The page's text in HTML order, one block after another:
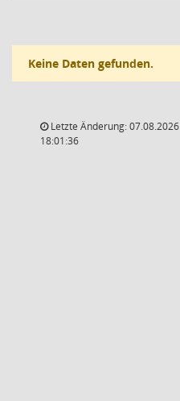
Keine Daten gefunden.
Letzte Änderung: 07.08.2026
18:01:36